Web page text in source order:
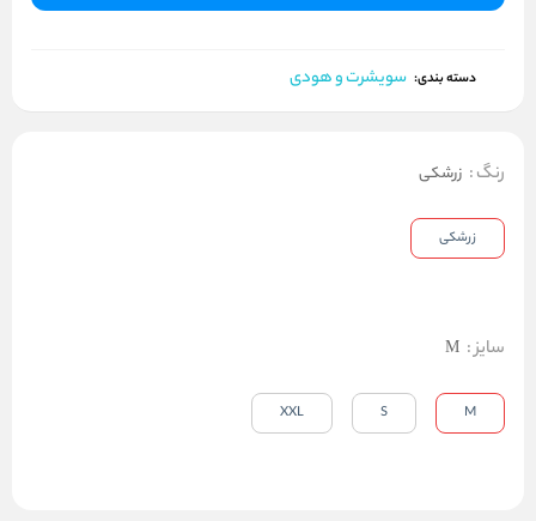
دسته بندی: سویشرت و هودی
رنگ: زرشکی
زرشکی
سایز:
M
M
S
XXL